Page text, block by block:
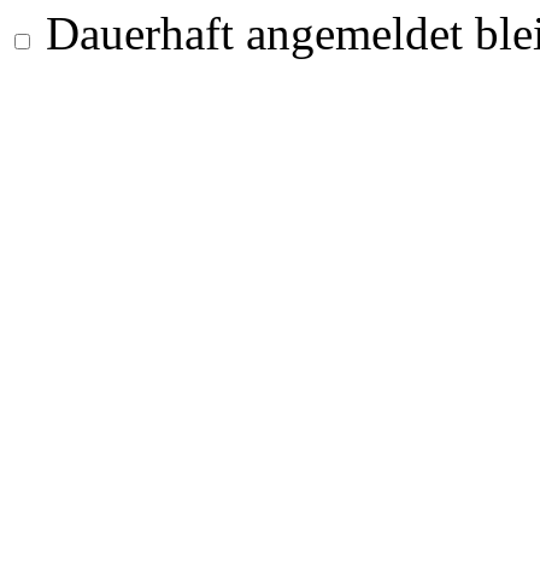
Dauerhaft angemeldet